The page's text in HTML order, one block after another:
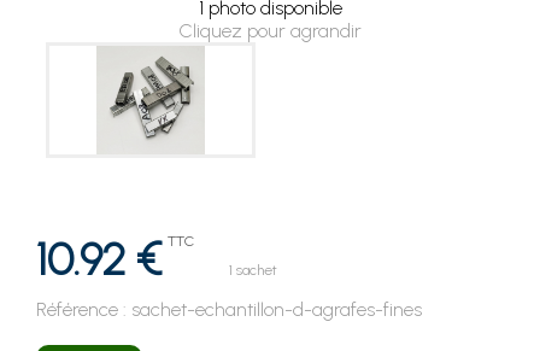
1 photo disponible
Cliquez pour agrandir
10.92 € TTC
1 sachet
Référence : sachet-echantillon-d-agrafes-fines